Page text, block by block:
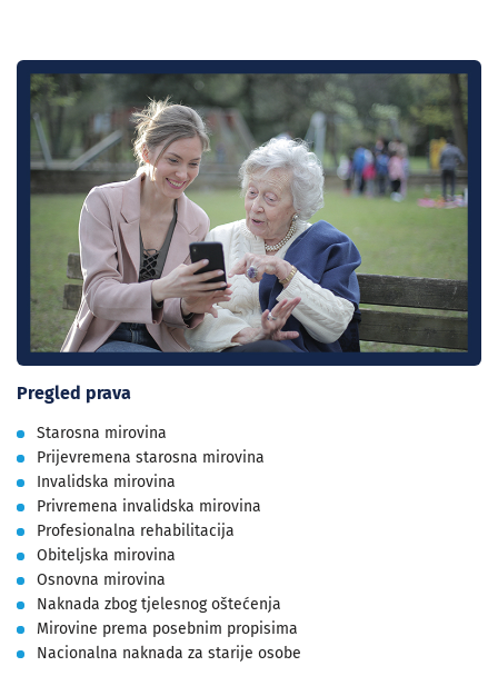
Pregled prava
Starosna mirovina
Prijevremena starosna mirovina
Invalidska mirovina
Privremena invalidska mirovina
Profesionalna rehabilitacija
Obiteljska mirovina
Osnovna mirovina
Naknada zbog tjelesnog oštećenja
Mirovine prema posebnim propisima
Nacionalna naknada za starije osobe